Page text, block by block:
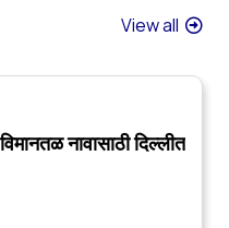
View all
नावासाठी दिल्लीत